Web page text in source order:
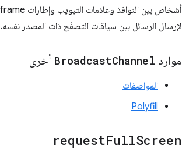
لإرسال الرسائل بين سياقات التصفّح ذات المصدر نفسه.
موارد BroadcastChannel أخرى
المواصفات
Polyfill
requestFullScreen